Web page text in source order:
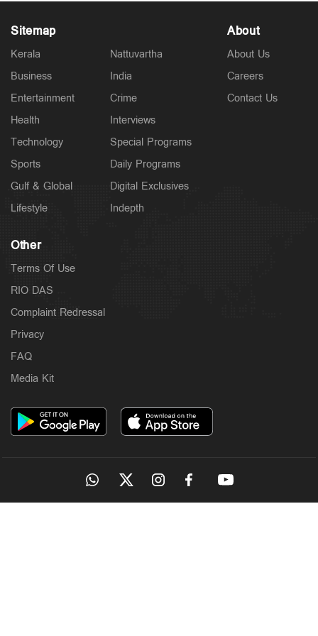
Sitemap
Kerala
Business
Entertainment
Health
Technology
Sports
Gulf & Global
Lifestyle
Nattuvartha
India
Crime
Interviews
Special Programs
Daily Programs
Digital Exclusives
Indepth
About
About Us
Careers
Contact Us
Other
Terms Of Use
RIO DAS
Complaint Redressal
Privacy
FAQ
Media Kit